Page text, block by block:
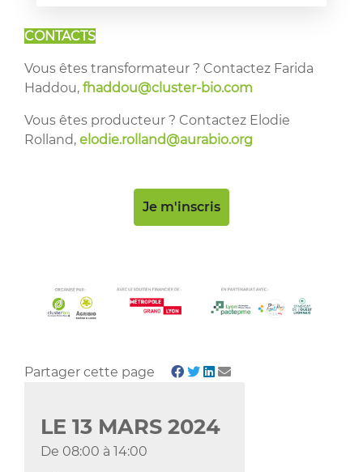
CONTACTS
Vous êtes transformateur ? Contactez Farida
Haddou, fhaddou@cluster-bio.com
Vous êtes producteur ? Contactez Elodie
Rolland, elodie.rolland@aurabio.org
Je m'inscris
Partager cette page
LE 13 MARS 2024
De 08:00 à 14:00